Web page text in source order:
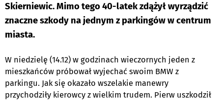
Skierniewic. Mimo tego 40-latek zdążył wyrządzić
znaczne szkody na jednym z parkingów w centrum
miasta.
W niedzielę (14.12) w godzinach wieczornych jeden z
mieszkańców próbował wyjechać swoim BMW z
parkingu. Jak się okazało wszelakie manewry
przychodziły kierowcy z wielkim trudem. Pierw uszkodził